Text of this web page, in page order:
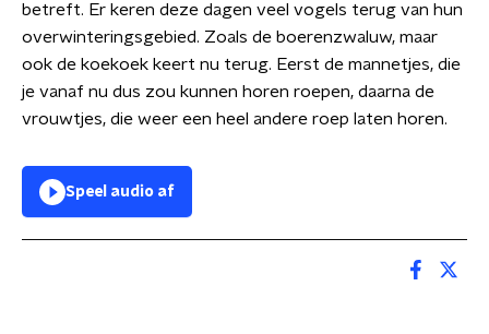
betreft. Er keren deze dagen veel vogels terug van hun
overwinteringsgebied. Zoals de boerenzwaluw, maar
ook de koekoek keert nu terug. Eerst de mannetjes, die
je vanaf nu dus zou kunnen horen roepen, daarna de
vrouwtjes, die weer een heel andere roep laten horen.
Speel audio af